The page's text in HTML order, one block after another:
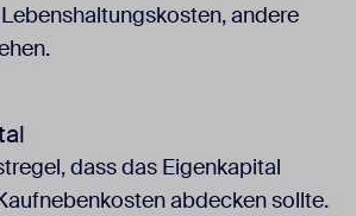
andere
dass das Eigenkapital
abdecken sollte.